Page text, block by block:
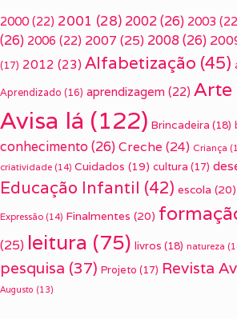
2000 (22) 2001 (28) 2002(26) 2003
(26) 2006 (22) 2007 (25) 2008(26)
(17) 2012 (23) Alfabetização (45)
Aprendizado (16) aprendizagem (22) Arte
Avisa lá (122) Brincadeira (18)
conhecimento(26) Creche (24) Criança
criatividade (14) Cuidados (19) cultura (17)
Educação Infantil (42) escola (20)
Expressão (14) Finalmentes (20)
(25) leitura (75) livros (18) natureza
pesquisa (37) Projeto (17) Revista
Augusto (13)